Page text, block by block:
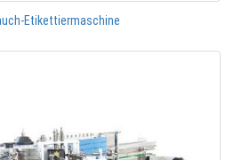
Etikettiermaschine